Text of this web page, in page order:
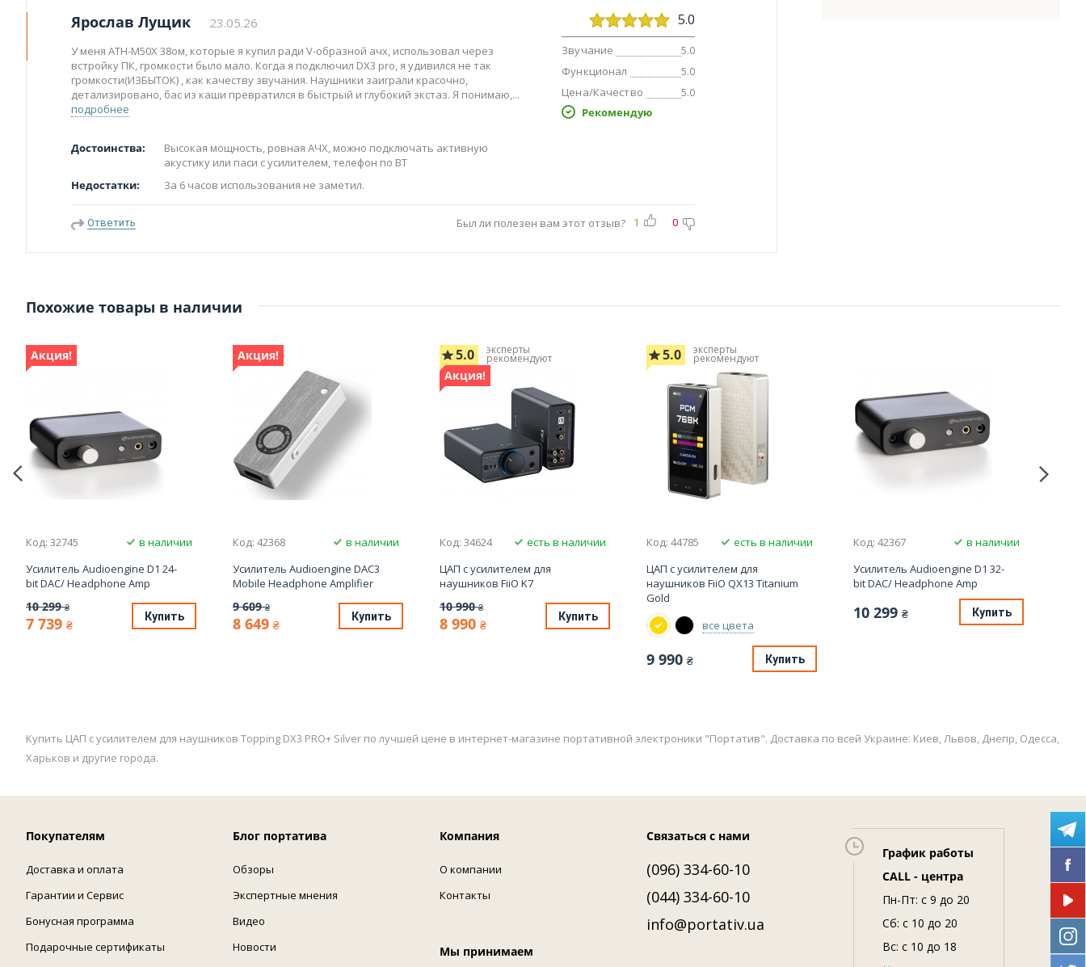
Ярослав Лущик 23.05.26
У меня ATH-M50X 38ом, которые я купил ради V-образной ачх, использовал через
встройку ПК, громкости было мало. Когда я подключил DX3 pro, я удивился не так
громкости(ИЗБЫТОК) , как качеству звучания. Наушники заиграли красочно,
детализировано, бас из каши превратился в быстрый и глубокий экстаз. Я понимаю,
подробнее
Достоинства:
Высокая мощность, ровная АЧХ, можно подключать активную
акустику или паси с усилителем, телефон по BT
Недостатки:
За 6 часов использования не заметил.
5.0
Звучание 5.0
Функционал 5.0
Цена/Качество 5.0
Рекомендую
Ответить Был ли полезен вам этот отзыв? 1 0
Похожие товары в наличии
Акция!
Код: 32745
в наличии
Усилитель Audioengine D1 24-
bit DAC/ Headphone Amp
10 299 ₴
7 739 ₴
Купить
Акция!
Код: 42368
в наличии
Усилитель Audioengine DAC3
Mobile Headphone Amplifier
9 609 ₴
8 649 ₴
Купить
5.0 эксперты
рекомендуют
Акция!
Код: 34624
есть в наличии
ЦАП с усилителем для
наушников FiiO K7
10 990 ₴
8 990 ₴
Купить
5.0 эксперты
рекомендуют
Код: 44785
есть в наличии
ЦАП с усилителем для
наушников FiiO QX13 Titanium
Gold
все цвета
9 990 ₴ Купить
Код: 42367
в наличии
Усилитель Audioengine D1 32-
bit DAC/ Headphone Amp
10 299 ₴ Купить
Купить ЦАП с усилителем для наушников Topping DX3 PRO+ Silver по лучшей цене в интернет-магазине портативной электроники "Портатив". Доставка по всей Украине: Киев, Львов, Днепр, Одесса,
Харьков и другие города.
Покупателям
Доставка и оплата
Гарантии и Сервис
Бонусная программа
Подарочные сертификаты
Блог портатива
Обзоры
Экспертные мнения
Видео
Новости
Компания
О компании
Контакты
Мы принимаем
Связаться с нами
(096) 334-60-10
(044) 334-60-10
info@portativ.ua
График работы
CALL - центра
Пн-Пт: c 9 до 20
Сб: с 10 до 20
Вс: с 10 до 18